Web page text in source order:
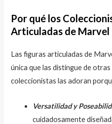
Por qué los
Articuladas de Marvel
Las figuras articuladas de
única que las distingue de
coleccionistas las adoran
Versatilidad y
cuidadosamente